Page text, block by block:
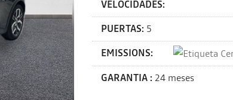
VELOCIDADES:
PUERTAS: 5
EMISSIONS:
GARANTIA : 24 meses